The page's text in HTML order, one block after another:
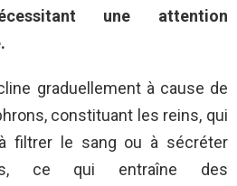
une attention
graduellement à cause de
constituant les reins, qui
filtrer le sang ou à sécréter
ce qui entraîne des